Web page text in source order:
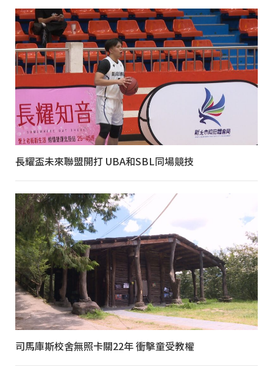
長耀盃未來聯盟開打 UBA和SBL同場競技
司馬庫斯校舍無照卡關22年 衝擊童受教權